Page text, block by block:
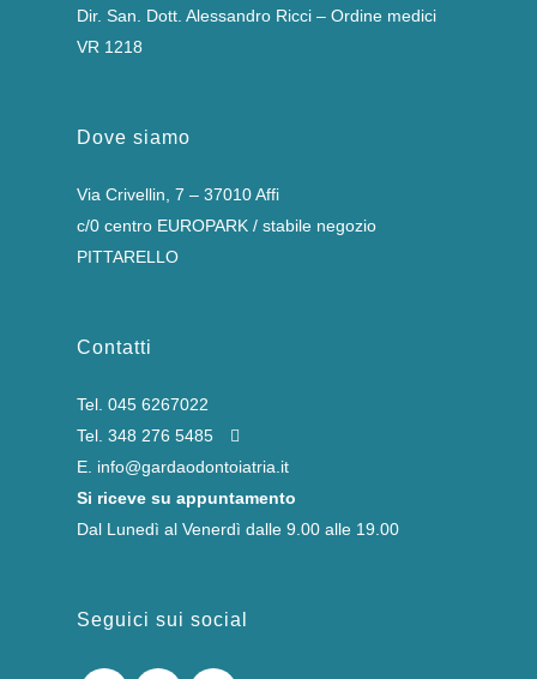
Dir. San. Dott. Alessandro Ricci – Ordine medici
VR 1218
Dove siamo
Via Crivellin, 7 – 37010 Affi
c/0 centro EUROPARK / stabile negozio
PITTARELLO
Contatti
Tel. 045 6267022
Tel. 348 276 5485
E. info@gardaodontoiatria.it
Si riceve su appuntamento
Dal Lunedì al Venerdì dalle 9.00 alle 19.00
Seguici sui social